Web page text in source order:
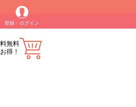
登録・ログイン
無料
得！